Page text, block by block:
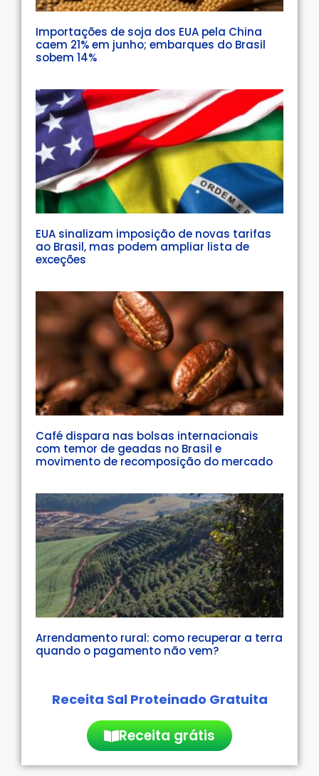
Importações de soja dos EUA pela China
caem 21% em junho; embarques do Brasil
sobem 14%
EUA sinalizam imposição de novas tarifas
ao Brasil, mas podem ampliar lista de
exceções
Café dispara nas bolsas internacionais
com temor de geadas no Brasil e
movimento de recomposição do mercado
Arrendamento rural: como recuperar a terra
quando o pagamento não vem?
Receita Sal Proteinado Gratuita
Receita grátis